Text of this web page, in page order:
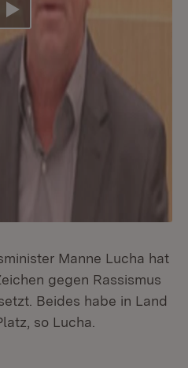
Video abspielen
Manne Lucha hat
gegen Rassismus
Beides habe in Land
so Lucha.